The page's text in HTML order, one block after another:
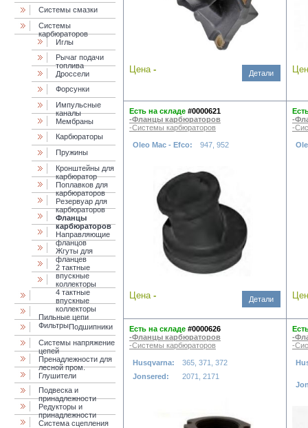
Cистемы смазки
Системы
карбюраторов
Иглы
Рычаг подачи
топлива
Дроссели
Форсунки
Импульсные
каналы
Мембраны
Карбюраторы
Пружины
Кронштейны для
карбюратор
Поплавков для
карбюраторов
Резервуар для
карбюраторов
Фланцы
карбюраторов
Направляющие
фланцов
Жгуты для
фланцев
2 тактные
впускные
коллекторы
4 тактные
впускные
коллекторы
Пильные цепи
ФильтрыПодшипники
Системы напряжение
цепей
Пренадлежности для
лесной пром.
Глушители
Подвеска и
принадлежности
Редукторы и
принадлежности
Система сцепления
Цена - Детали
Есть на складе #0000621
-Фланцы карбюраторов
-Системы карбюраторов
Oleo Mac - Efco: 947, 952
Цена - Детали
-
-
Есть на складе #0000626
-Фланцы карбюраторов
-Системы карбюраторов
Husqvarna:
365, 371, 372
Jonsered:
2071, 2171
-
-